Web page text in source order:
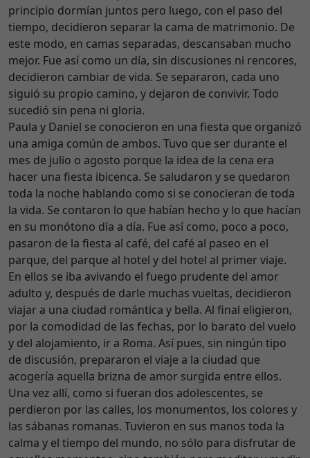
principio dormían juntos pero luego, con el paso del
tiempo, decidieron separar la cama de matrimonio. De
este modo, en camas separadas, descansaban mucho
mejor. Fue así como un día, sin discusiones ni rencores,
decidieron cambiar de vida. Se separaron, cada uno
siguió su propio camino, y dejaron de convivir. Todo
sucedió sin pena ni gloria.
Paula y Daniel se conocieron en una fiesta que organizó
una amiga común de ambos. Tuvo que ser durante el
mes de julio o agosto porque la idea de la cena era
hacer una fiesta ibicenca. Se saludaron y se quedaron
toda la noche hablando como si se conocieran de toda
la vida. Se contaron lo que habían hecho y lo que hacían
en su monótono día a día. Fue así como, poco a poco,
pasaron de la fiesta al café, del café al paseo en el
parque, del parque al hotel y del hotel al primer viaje.
En ellos se iba avivando el fuego prudente del amor
adulto y, después de darle muchas vueltas, decidieron
viajar a una ciudad romántica y bella. Al final eligieron,
por la comodidad de las fechas, por lo barato del vuelo
y del alojamiento, ir a Roma. Así pues, sin ningún tipo
de discusión, prepararon el viaje a la ciudad que
acogería aquella brizna de amor surgida entre ellos.
Una vez allí, como si fueran dos adolescentes, se
perdieron por las calles, los monumentos, los colores y
las sábanas romanas. Tuvieron en sus manos toda la
calma y el tiempo del mundo, no sólo para disfrutar de